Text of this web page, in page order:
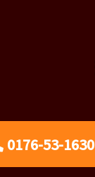
0176-53-1630